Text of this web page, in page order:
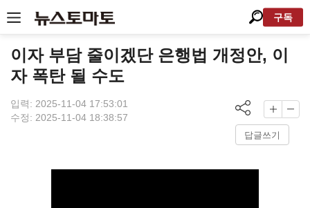
구독
이자 부담 줄이겠단 은행법 개정안, 이
자 폭탄 될 수도
입력: 2025-11-04 17:53:01
수정: 2025-11-04 18:38:57
답글쓰기